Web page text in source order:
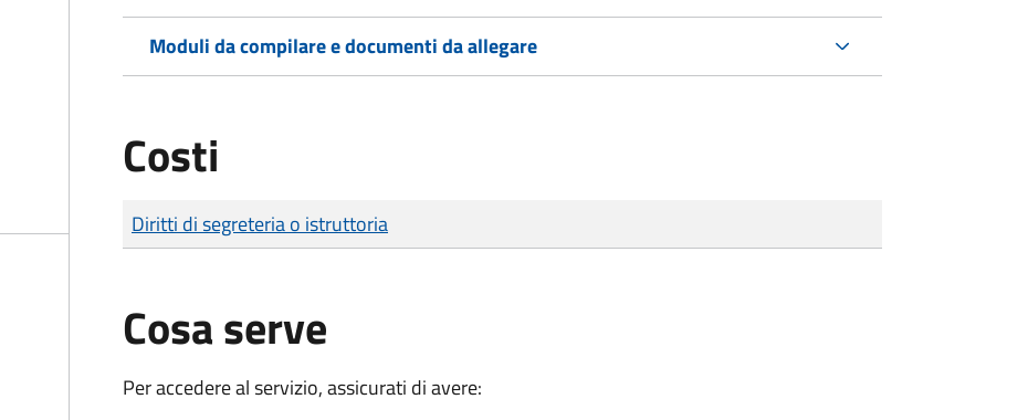
Moduli da compilare e documenti da allegare
Costi
Tipo di pagamento
Importo
Diritti di segreteria o istruttoria
Cosa serve
Per accedere al servizio, assicurati di avere: